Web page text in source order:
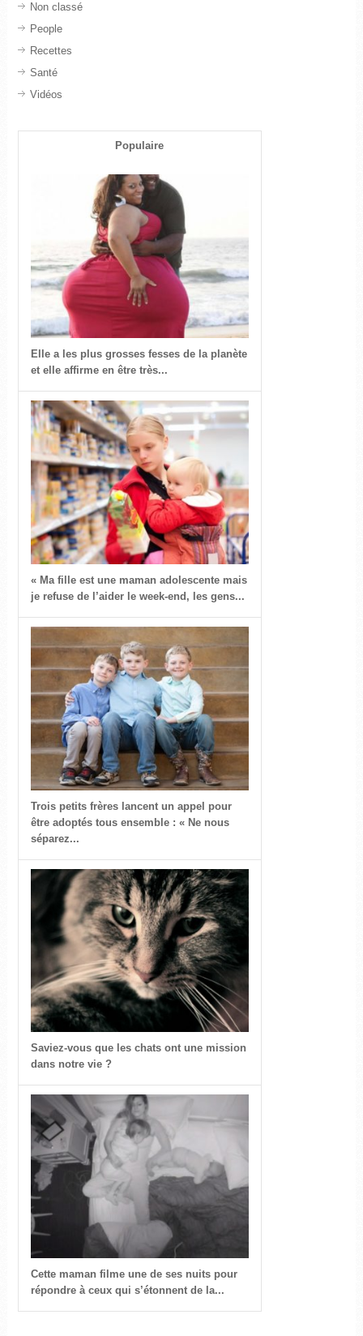
Non classé
People
Recettes
Santé
Vidéos
Populaire
Elle a les plus grosses fesses de la planète
et elle affirme en être très...
« Ma fille est une maman adolescente mais
je refuse de l’aider le week-end, les gens...
Trois petits frères lancent un appel pour
être adoptés tous ensemble : « Ne nous
séparez...
Saviez-vous que les chats ont une mission
dans notre vie ?
Cette maman filme une de ses nuits pour
répondre à ceux qui s’étonnent de la...